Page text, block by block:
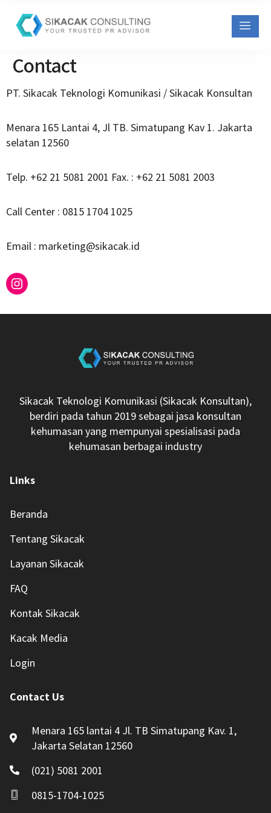
Contact
PT. Sikacak Teknologi Komunikasi / Sikacak Konsultan
Menara 165 Lantai 4, Jl TB. Simatupang Kav 1. Jakarta
selatan 12560
Telp. +62 21 5081 2001 Fax. : +62 21 5081 2003
Call Center : 0815 1704 1025
Email : marketing@sikacak.id
Sikacak Teknologi Komunikasi (Sikacak Konsultan),
berdiri pada tahun 2019 sebagai jasa konsultan
kehumasan yang mempunyai spesialisasi pada
kehumasan berbagai industry
Links
Beranda
Tentang Sikacak
Layanan Sikacak
FAQ
Kontak Sikacak
Kacak Media
Login
Contact Us
Menara 165 lantai 4 Jl. TB Simatupang Kav. 1,
Jakarta Selatan 12560
(021) 5081 2001
0815-1704-1025